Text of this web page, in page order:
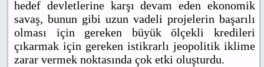
hedef devletlerine karşı devam eden ekonomik
savaş, bunun gibi uzun vadeli projelerin başarılı
olması için gereken büyük ölçekli kredileri
çıkarmak için gereken istikrarlı jeopolitik iklime
zarar vermek noktasında çok etki oluşturdu.